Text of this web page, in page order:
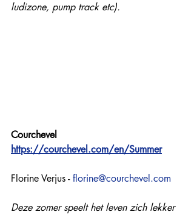
ludizone, pump track etc).
Courchevel
https://courchevel.com/en/Summer
Florine Verjus - florine@courchevel.com
Deze zomer speelt het leven zich lekker